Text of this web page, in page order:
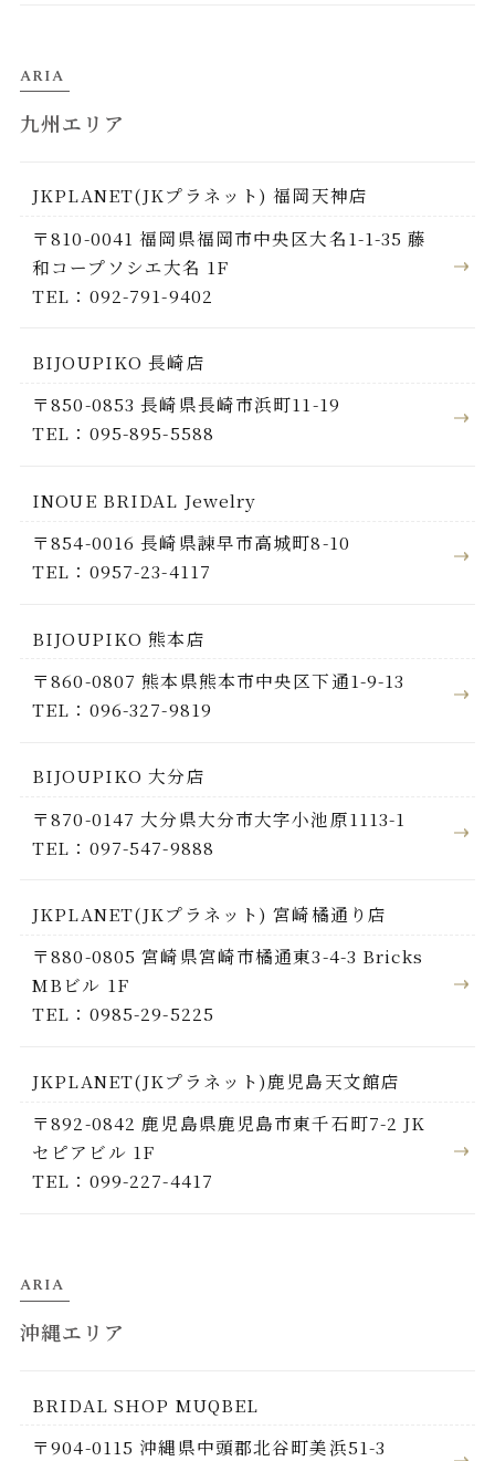
ARIA
九州エリア
JKPLANET(JKプラネット) 福岡天神店
〒810-0041 福岡県福岡市中央区大名1-1-35 藤
和コープソシエ大名 1F
TEL：092-791-9402
BIJOUPIKO 長崎店
〒850-0853 長崎県長崎市浜町11-19
TEL：095-895-5588
INOUE BRIDAL Jewelry
〒854-0016 長崎県諫早市高城町8-10
TEL：0957-23-4117
BIJOUPIKO 熊本店
〒860-0807 熊本県熊本市中央区下通1-9-13
TEL：096-327-9819
BIJOUPIKO 大分店
〒870-0147 大分県大分市大字小池原1113-1
TEL：097-547-9888
JKPLANET(JKプラネット) 宮崎橘通り店
〒880-0805 宮崎県宮崎市橘通東3-4-3 Bricks
MBビル 1F
TEL：0985-29-5225
JKPLANET(JKプラネット)鹿児島天文館店
〒892-0842 鹿児島県鹿児島市東千石町7-2 JK
セピアビル 1F
TEL：099-227-4417
ARIA
沖縄エリア
BRIDAL SHOP MUQBEL
〒904-0115 沖縄県中頭郡北谷町美浜51-3